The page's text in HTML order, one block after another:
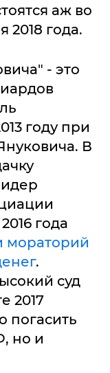
аж во
2018 года.
- это
году при
В
года
мораторий
.
суд
2017
погасить
но и